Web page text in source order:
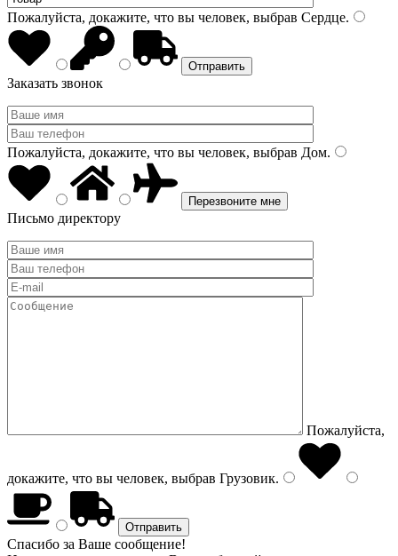
Пожалуйста, докажите, что вы человек, выбрав Сердце.
Заказать звонок
Пожалуйста, докажите, что вы человек, выбрав Дом.
Письмо директору
Пожалуйста,
докажите, что вы человек, выбрав Грузовик.
Спасибо за Ваше сообщение!